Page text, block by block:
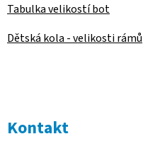
Tabulka velikostí bot
Dětská kola - velikosti rámů
Kontakt